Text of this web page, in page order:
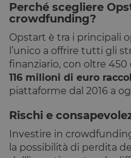
Perché scegliere
crowdfunding?
Opstart è tra i principali
l’unico a offrire tutti gli
finanziario, con oltre
116 milioni di euro
piattaforme dal 2016 a
Rischi e
Investire in
la possibilità di perdita
_ga_LJ83GNQ9X2
_ga_GCF1WBDG0W
Nome
Fornitore
Dominio
test_cookie
Google
Nome
Fornitore/
Dominio
_cfuvid